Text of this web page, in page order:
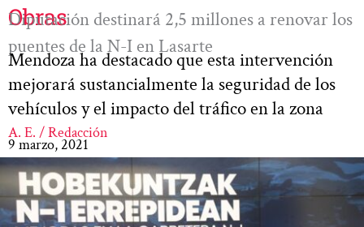
Obras
Diputación destinará 2,5 millones a renovar los
puentes de la N-I en Lasarte
Mendoza ha destacado que esta intervención
mejorará sustancialmente la seguridad de los
vehículos y el impacto del tráfico en la zona
A. E. / Redacción
9 marzo, 2021